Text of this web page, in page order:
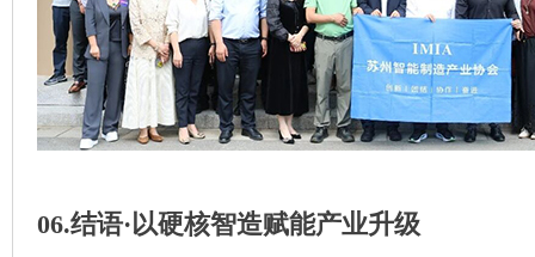
06.结语·以硬核智造赋能产业升级